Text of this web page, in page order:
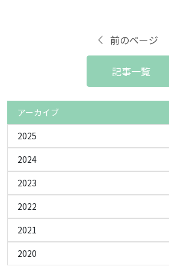
前のページ
記事一覧
アーカイブ
2025
2024
2023
2022
2021
2020